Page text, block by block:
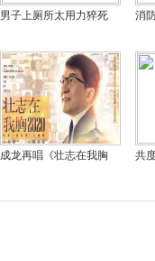
男子上厕所太用力猝死 消
成龙再唱《壮志在我胸 共